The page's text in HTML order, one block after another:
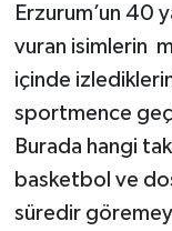
Erzurum’un 40
vuran isimlerin
içinde
sportmence
Burada hangi
basketbol ve
süredir